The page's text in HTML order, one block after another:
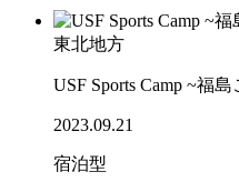
東北地方
USF Sports Camp ~福
2023.09.21
宿泊型